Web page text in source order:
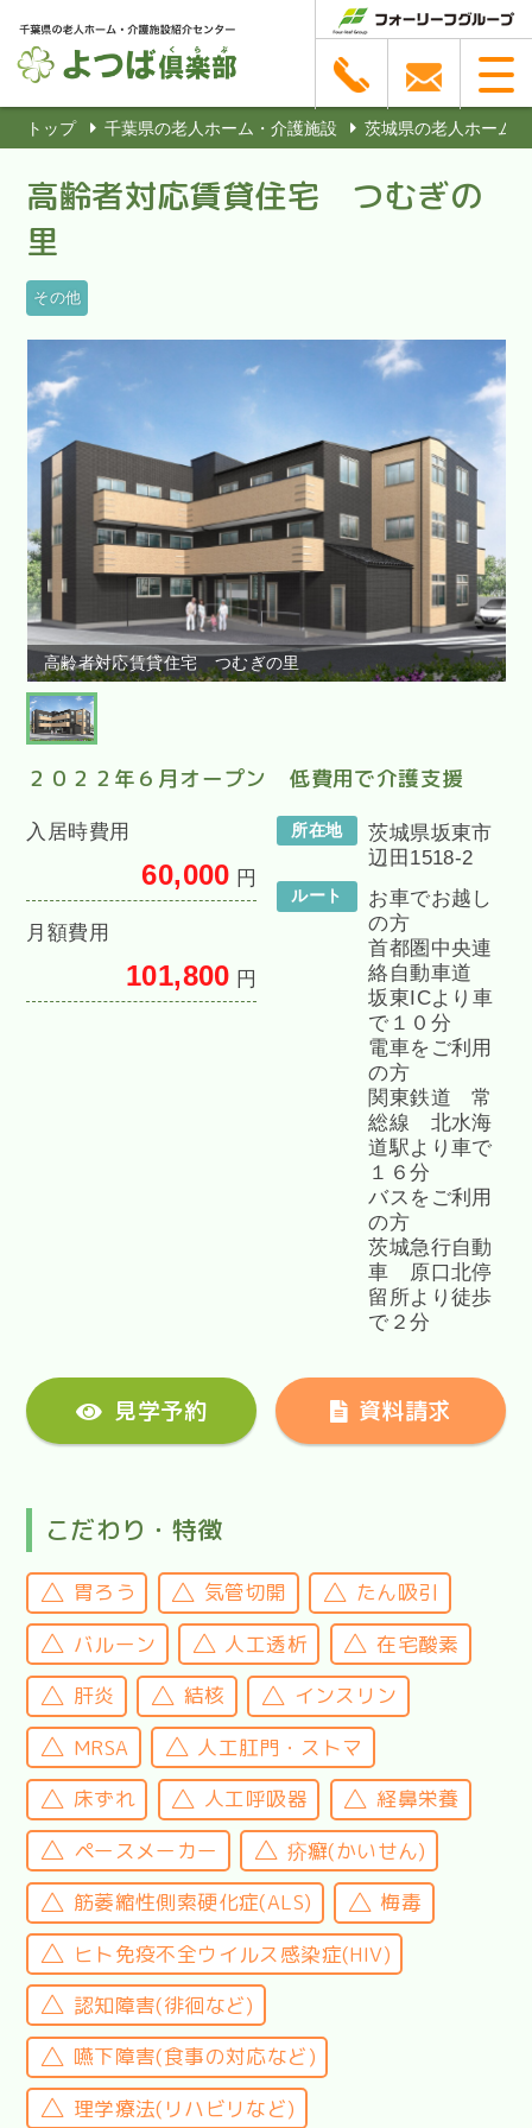
トップ 千葉県の老人ホーム・介護施設 茨城県の老人ホーム
高齢者対応賃貸住宅 つむぎの
里
その他
高齢者対応賃貸住宅 つむぎの里
２０２２年６月オープン 低費用で介護支援
入居時費用
60,000 円
月額費用
101,800 円
所在地
茨城県坂東市
辺田1518-2
ルート
お車でお越し
の方
首都圏中央連
絡自動車道
坂東ICより車
で１０分
電車をご利用
の方
関東鉄道 常
総線 北水海
道駅より車で
１６分
バスをご利用
の方
茨城急行自動
車 原口北停
留所より徒歩
で２分
見学予約 資料請求
こだわり・特徴
胃ろう 気管切開
たん吸引
バルーン
人工透析
在宅酸素
肝炎
結核
インスリン
MRSA
人工肛門・ストマ
床ずれ
人工呼吸器
経鼻栄養
ペースメーカー
疥癬(かいせん)
筋萎縮性側索硬化症(ALS)
梅毒
ヒト免疫不全ウイルス感染症(HIV)
認知障害(徘徊など)
嚥下障害(食事の対応など)
理学療法(リハビリなど)